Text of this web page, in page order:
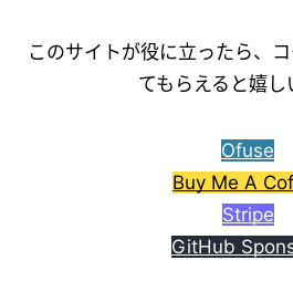
このサイトが役に立ったら、
てもらえると嬉し
Ofuse
Buy Me A
Stripe
GitHub